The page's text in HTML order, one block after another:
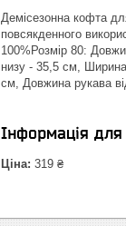
Демісезонна кофта
повсякденного
100%Розмір 80:
низу - 35,5 см,
см, Довжина рукава
Інформація
Ціна: 319 ₴